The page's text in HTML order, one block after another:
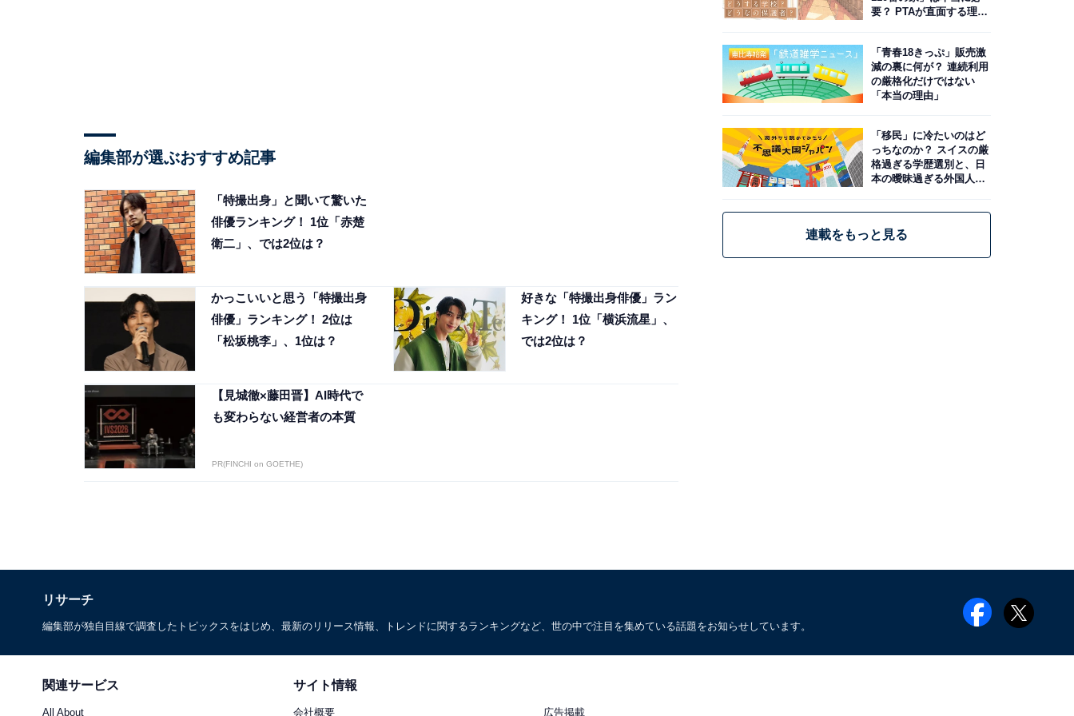
編集部が選ぶおすすめ記事
「特撮出身」と聞いて驚いた
俳優ランキング！ 1位「赤楚
衛二」、では2位は？
かっこいいと思う「特撮出身
俳優」ランキング！ 2位は
「松坂桃李」、1位は？
好きな「特撮出身俳優」ラン
キング！ 1位「横浜流星」、
では2位は？
【見城徹×藤田晋】AI時代で
も変わらない経営者の本質
PR(FINCHI on GOETHE)
要？ PTAが直面する理想
「青春18きっぷ」販売激
減の裏に何が？ 連続利用
の厳格化だけではない
「本当の理由」
「移民」に冷たいのはど
っちなのか？ スイスの厳
格過ぎる学歴選別と、日
本の曖昧過ぎる外国人政
連載をもっと見る
リサーチ
編集部が独自目線で調査したトピックスをはじめ、最新のリリース情報、トレンドに関するランキングなど、世の中で注目を集めている話題をお知らせしています。
関連サービス
All About
サイト情報
会社概要 広告掲載